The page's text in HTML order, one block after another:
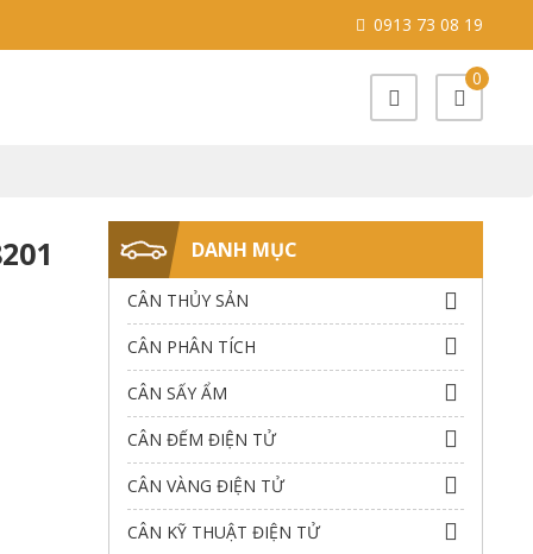
0913 73 08 19
0
DANH MỤC
CÂN THỦY SẢN
CÂN PHÂN TÍCH
CÂN SẤY ẨM
CÂN ĐẾM ĐIỆN TỬ
CÂN VÀNG ĐIỆN TỬ
CÂN KỸ THUẬT ĐIỆN TỬ